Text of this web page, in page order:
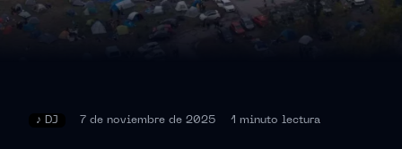
♪ DJ 7 de noviembre de 2025 1 minuto lectura